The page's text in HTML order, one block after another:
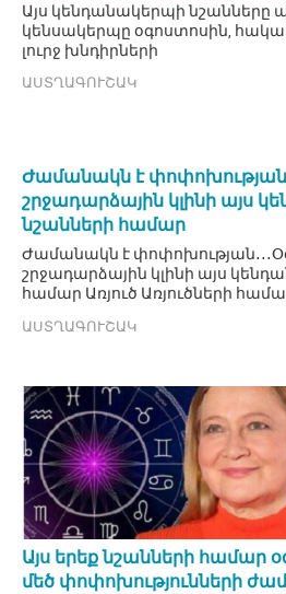
Այս կենդանակերպի նշանները
կենսակերպը օգոստոսին,
լուրջ խնդիրների
ԱՍՏՂԱԳՈՒՇԱԿ
Ժամանակն է
շրջադարձային կլինի այս
նշանների համար
Ժամանակն է
շրջադարձային կլինի այս
համար Առյուծ Առյուծների
ԱՍՏՂԱԳՈՒՇԱԿ
Այս երեք նշանների համար
մեծ փոփոխությունների